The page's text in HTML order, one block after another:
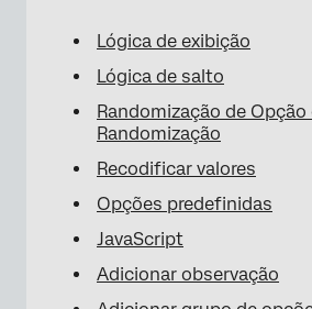
Lógica de exibição
Lógica de salto
Randomização de
Randomização
Recodificar valores
Opções predefinidas
JavaScript
Adicionar observação